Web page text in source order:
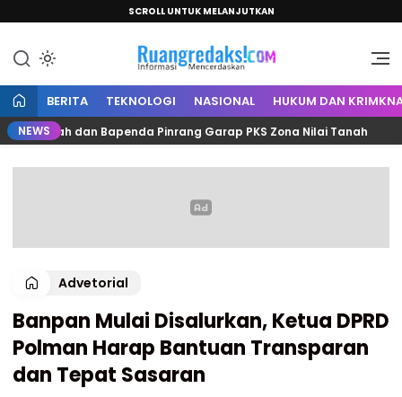
SCROLL UNTUK MELANJUTKAN
Ruang Redaksi
Informasi Mencerdaskan
BERITA TEKNOLOGI NASIONAL HUKUM DAN
NEWS
dan Bapenda Pinrang Garap PKS Zona Nilai Tanah
Advetorial
Banpan Mulai Disalurkan, Ketua DPRD
Polman Harap Bantuan Transparan
dan Tepat Sasaran